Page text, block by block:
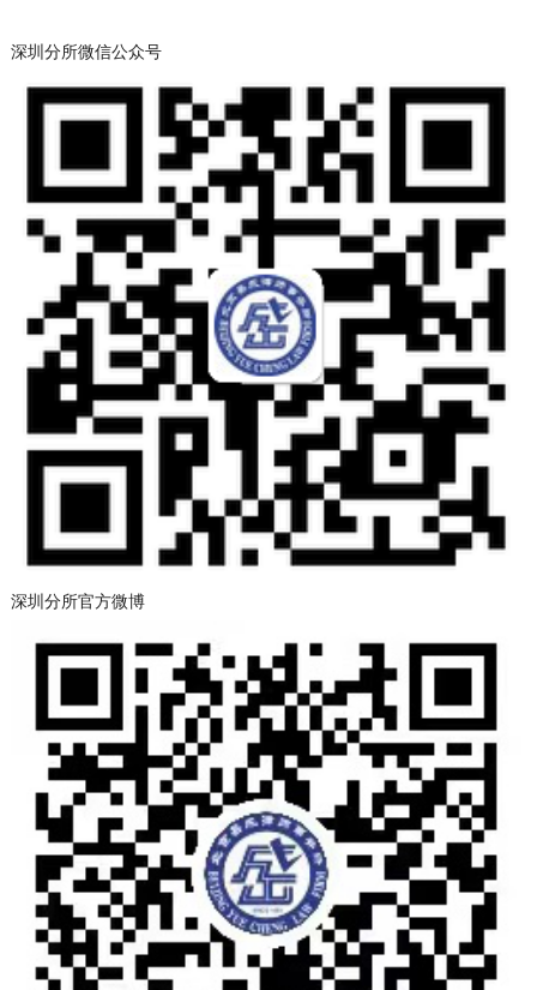
深圳分所微信公众号
深圳分所官方微博